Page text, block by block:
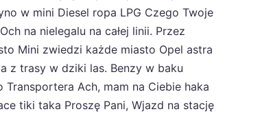
w mini Diesel ropa LPG Czego Twoje
na nielegalu na całej linii. Przez
Mini zwiedzi każde miasto Opel astra
z trasy w dziki las. Benzy w baku
Ach, mam na Ciebie haka
tiki taka Proszę Pani, Wjazd na stację